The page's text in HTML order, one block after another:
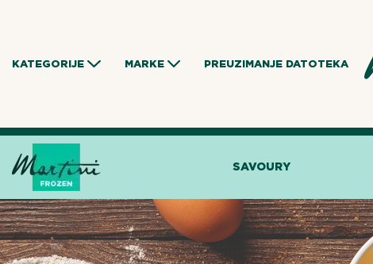
KATEGORIJE MARKE PREUZIMANJE DATOTEKA
SAVOURY